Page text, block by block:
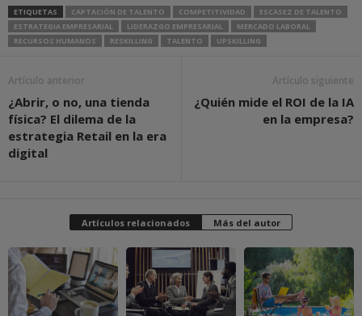
ETIQUETAS CAPTACIÓN DE TALENTO COMPETITIVIDAD
ESCASEZ DE TALENTO
ESTRATEGIA EMPRESARIAL
LIDERAZGO EMPRESARIAL
MERCADO LABORAL
RECURSOS HUMANOS
RESKILLING TALENTO UPSKILLING
Artículo anterior
¿Abrir, o no, una tienda
física? El dilema de la
estrategia Retail en la era
digital
Artículo siguiente
¿Quién mide el ROI de la IA
en la empresa?
Artículos relacionados Más del autor